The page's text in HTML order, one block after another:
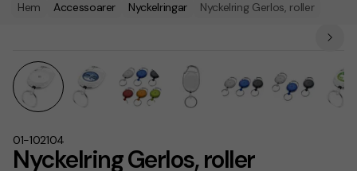
Hem Accessoarer Nyckelringar Nyckelring Gerlos, roller
Nyckelring Gerlos, roller
01-102104